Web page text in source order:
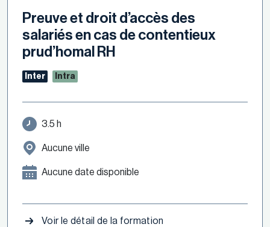
Preuve et droit d’accès des
salariés en cas de contentieux
prud’homal RH
Inter Intra
3.5 h
Aucune ville
Aucune date disponible
Voir le détail de la formation